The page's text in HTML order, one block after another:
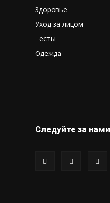
Здоровье
Уход за лицом
Тесты
Одежда
Следуйте за нами